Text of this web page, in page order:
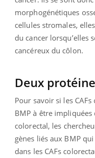
morphogénétiques
cellules stromales,
du cancer lorsqu’elles
cancéreux du côlon.
Deux
Pour savoir si les
BMP à être
colorectal, les
gènes liés aux BMP
dans les CAFs